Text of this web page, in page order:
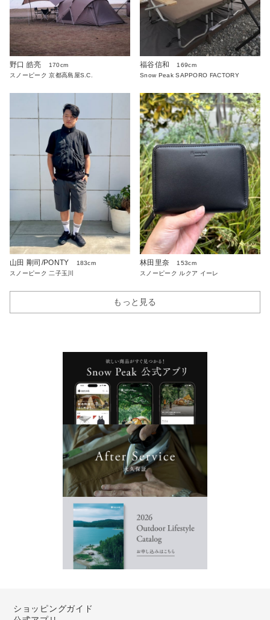
野口 皓亮
170cm
スノーピーク 京都高島屋S.C.
福谷信和
169cm
Snow Peak SAPPORO FACTORY
山田 剛司/PONTY
183cm
スノーピーク 二子玉川
林田里奈
153cm
スノーピーク ルクア イーレ
もっと見る
ショッピングガイド